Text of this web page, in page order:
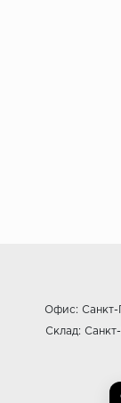
Офис: Санкт-
Склад: